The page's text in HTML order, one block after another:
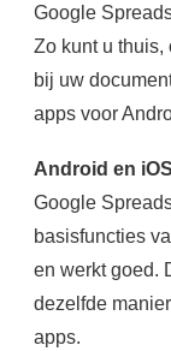
Google
Zo kunt u thuis,
bij uw
apps voor
Android en iOS
Google
basisfuncties
en werkt goed.
dezelfde
apps.